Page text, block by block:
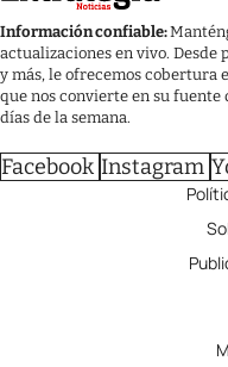
Información confiable:
actualizaciones en vivo.
y más, le ofrecemos cobertura
que nos convierte en su fuente
días de la semana.
Facebook Instagram